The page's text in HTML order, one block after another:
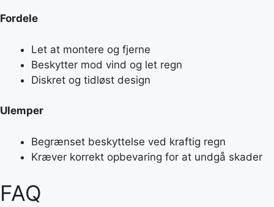
Fordele
Let at montere og fjerne
Beskytter mod vind og let regn
Diskret og tidløst design
Ulemper
Begrænset beskyttelse ved kraftig regn
Kræver korrekt opbevaring for at undgå skader
FAQ